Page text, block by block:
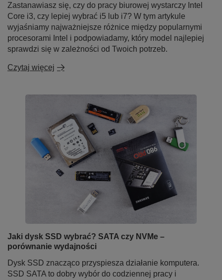
Zastanawiasz się, czy do pracy biurowej wystarczy Intel
Core i3, czy lepiej wybrać i5 lub i7? W tym artykule
wyjaśniamy najważniejsze różnice między popularnymi
procesorami Intel i podpowiadamy, który model najlepiej
sprawdzi się w zależności od Twoich potrzeb.
Czytaj więcej
Jaki dysk SSD wybrać? SATA czy NVMe –
porównanie wydajności
Dysk SSD znacząco przyspiesza działanie komputera.
SSD SATA to dobry wybór do codziennej pracy i